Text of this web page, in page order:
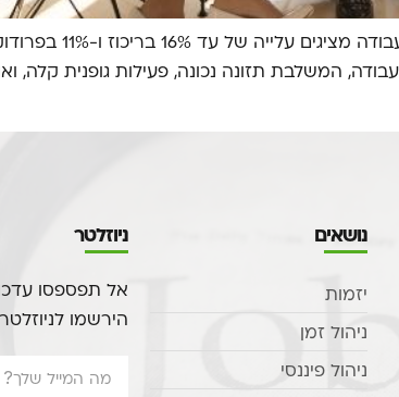
לפי מחקר של אוניברסיטת
המשלבת תזונה נכונה, פעילות גופנית קלה,
נושאים
יזמות
ניהול זמן
ניהול פיננסי
ניוזלטר
אל תפספסו
הירשמו